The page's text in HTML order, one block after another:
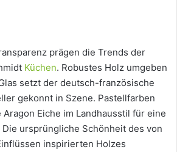
prägen die Trends der
Küchen. Robustes Holz umgeben
setzt der deutsch-französische
gekonnt in Szene. Pastellfarben
Eiche im Landhausstil für eine
ursprüngliche Schönheit des von
inspirierten Holzes